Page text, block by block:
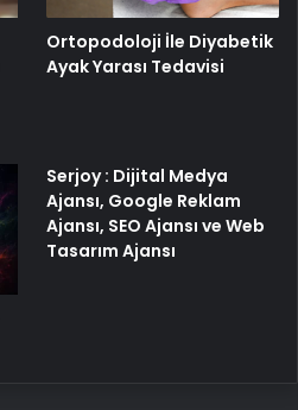
Ortopodoloji İle Diyabetik
Ayak Yarası Tedavisi
Serjoy : Dijital Medya
Ajansı, Google Reklam
Ajansı, SEO Ajansı ve Web
Tasarım Ajansı